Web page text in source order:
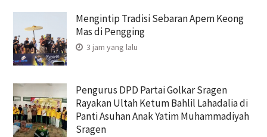
Mengintip Tradisi Sebaran Apem Keong
Mas di Pengging
3 jam yang lalu
Pengurus DPD Partai Golkar Sragen
Rayakan Ultah Ketum Bahlil Lahadalia di
Panti Asuhan Anak Yatim Muhammadiyah
Sragen